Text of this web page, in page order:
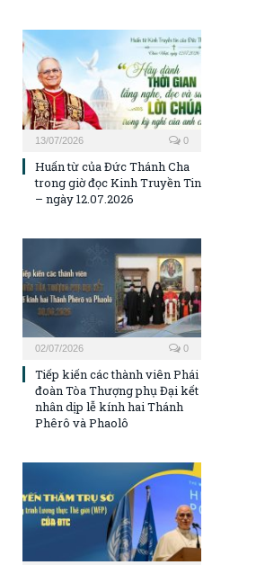
13/07/2026 0
Huấn từ của Đức Thánh Cha
trong giờ đọc Kinh Truyền Tin
– ngày 12.07.2026
02/07/2026 0
Tiếp kiến các thành viên Phái
đoàn Tòa Thượng phụ Đại kết
nhân dịp lễ kính hai Thánh
Phêrô và Phaolô